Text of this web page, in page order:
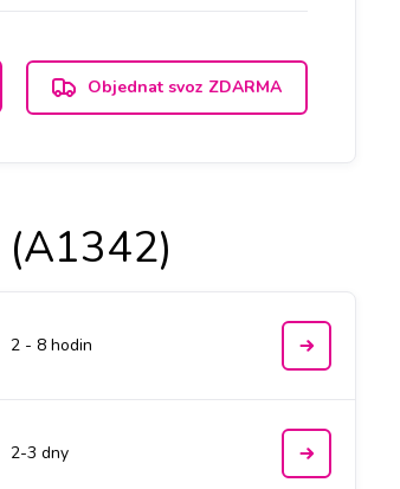
Objednat svoz ZDARMA
2 - 8 hodin
2-3 dny